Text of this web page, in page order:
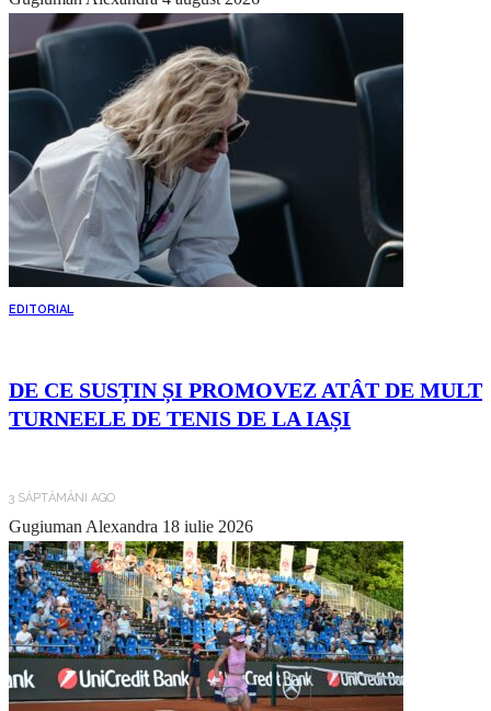
EDITORIAL
DE CE SUSȚIN ȘI PROMOVEZ ATÂT DE MULT
TURNEELE DE TENIS DE LA IAȘI
3 SĂPTĂMÂNI AGO
Gugiuman Alexandra 18 iulie 2026